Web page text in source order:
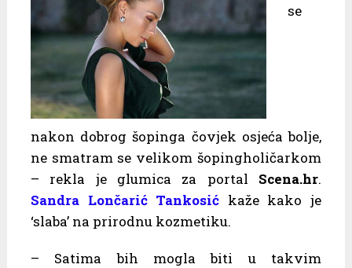
se
nakon dobrog šopinga čovjek osjeća bolje,
ne smatram se velikom šopingholičarkom
– rekla je glumica za portal Scena.hr.
Sandra Lončarić Tankosić kaže kako je
‘slaba’ na prirodnu kozmetiku.
– Satima bih mogla biti u takvim